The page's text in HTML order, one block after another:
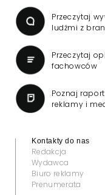
Przeczytaj
ludźmi z
Przeczytaj
fachowców
Poznaj
reklamy i
Kontakty do nas
Redakcja
Wydawca
Biuro reklamy
Prenumerata